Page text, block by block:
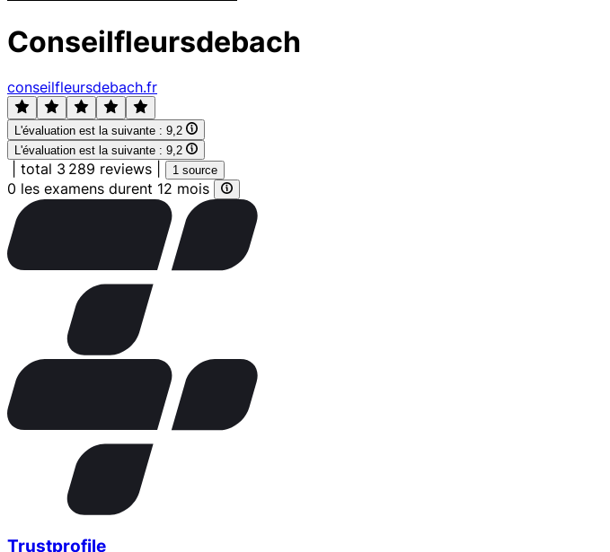
Conseilfleursdebach
conseilfleursdebach.fr
L'évaluation est la suivante : 9,2
L'évaluation est la suivante : 9,2
total 3 289 reviews 1 source
0 les examens durent 12 mois
Trustprofile